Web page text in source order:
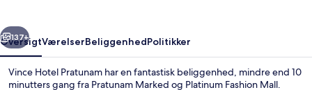
Næste
137+
OversigtVærelserBeliggenhedPolitikker
Vince Hotel Pratunam har en fantastisk beliggenhed, mindre end 10
minutters gang fra Pratunam Marked og Platinum Fashion Mall.